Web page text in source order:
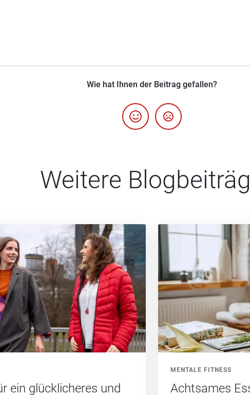
Wie hat Ihnen der Beitrag gefallen?
Weitere
ein glücklicheres und
MENTALE FITNESS
Achtsames